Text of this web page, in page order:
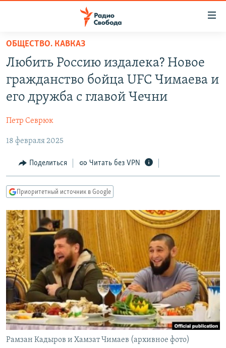
упрощенного
доступа
основному
Вернутся
навигации
Вернутся
поиску
ПРОГРАММЫ
АВТОРСКИЕ ПРОЕКТЫ
МНЕНИЯ
КУЛЬТУРА
IDEL.РЕАЛИИ
СЕВЕР.РЕАЛИИ
СИБИРЬ.РЕАЛИИ
РАСПИСАНИЕ ВЕЩАНИЯ
ПОДПИШИТЕСЬ НА РАССЫЛКУ
СОЦИАЛЬНЫЕ СЕТИ
ОБЩЕСТВО. КАВКАЗ
Любить Россию издалека? Новое
гражданство бойца UFC Чимаева и
его дружба с главой Чечни
Петр Севрюк
18 февраля 2025
Поделиться Читать без VPN
Приоритетный источник в Google
Рамзан Кадыров и Хамзат Чимаев (архивное фото)